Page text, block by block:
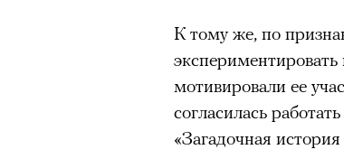
00:00 / 00:00
К тому же, по
мотивировали ее
согласилась
«Загадочная
наглотавшись
их мать тонет при
При всей
адресованный
9 августа Одри Тоту
вот как: вместе с
нулевых. Мелодрама
международным